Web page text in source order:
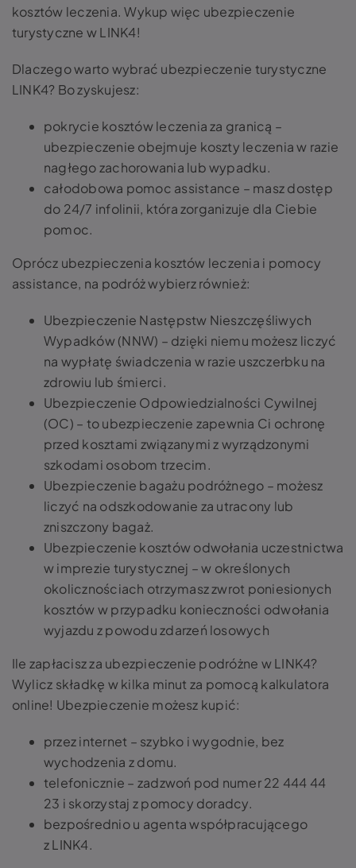
kosztów leczenia. Wykup więc ubezpieczenie
turystyczne w LINK4!
Dlaczego warto wybrać ubezpieczenie turystyczne
LINK4? Bo zyskujesz:
pokrycie kosztów leczenia za granicą –
ubezpieczenie obejmuje koszty leczenia w razie
nagłego zachorowania lub wypadku.
całodobowa pomoc assistance – masz dostęp
do 24/7 infolinii, która zorganizuje dla Ciebie
pomoc.
Oprócz ubezpieczenia kosztów leczenia i pomocy
assistance, na podróż wybierz również:
Ubezpieczenie Następstw Nieszczęśliwych
Wypadków (NNW) – dzięki niemu możesz liczyć
na wypłatę świadczenia w razie uszczerbku na
zdrowiu lub śmierci.
Ubezpieczenie Odpowiedzialności Cywilnej
(OC) – to ubezpieczenie zapewnia Ci ochronę
przed kosztami związanymi z wyrządzonymi
szkodami osobom trzecim.
Ubezpieczenie bagażu podróżnego – możesz
liczyć na odszkodowanie za utracony lub
zniszczony bagaż.
Ubezpieczenie kosztów odwołania uczestnictwa
w imprezie turystycznej – w określonych
okolicznościach otrzymasz zwrot poniesionych
kosztów w przypadku konieczności odwołania
wyjazdu z powodu zdarzeń losowych
Ile zapłacisz za ubezpieczenie podróżne w LINK4?
Wylicz składkę w kilka minut za pomocą kalkulatora
online! Ubezpieczenie możesz kupić:
przez internet – szybko i wygodnie, bez
wychodzenia z domu.
telefonicznie – zadzwoń pod numer 22 444 44
23 i skorzystaj z pomocy doradcy.
bezpośrednio u agenta współpracującego
z LINK4.